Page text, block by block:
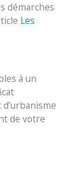
démarches
Les
à un
de votre